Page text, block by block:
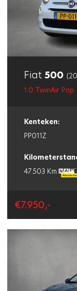
Fiat 500
1.0 TwinAir Pop
Kenteken:
PP011Z
47.503 Km
€7.950,-